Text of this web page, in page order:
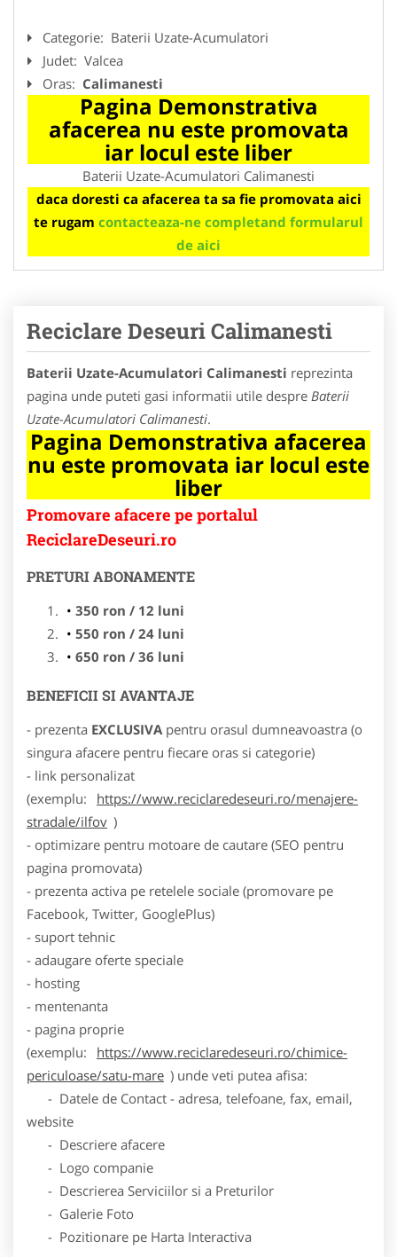
Categorie: Baterii Uzate-Acumulatori
Judet: Valcea
Oras: Calimanesti
Pagina Demonstrativa
afacerea nu este promovata
iar locul este liber
Baterii Uzate-Acumulatori Calimanesti
daca doresti ca afacerea ta sa fie promovata aici
te rugam contacteaza-ne completand formularul
de aici
Reciclare Deseuri Calimanesti
Baterii Uzate-Acumulatori Calimanesti reprezinta
pagina unde puteti gasi informatii utile despre Baterii
Uzate-Acumulatori Calimanesti.
Pagina Demonstrativa afacerea
nu este promovata iar locul este
liber
Promovare afacere pe portalul
ReciclareDeseuri.ro
PRETURI ABONAMENTE
350 ron / 12 luni
550 ron / 24 luni
650 ron / 36 luni
BENEFICII SI AVANTAJE
- prezenta EXCLUSIVA pentru orasul dumneavoastra (o
singura afacere pentru fiecare oras si categorie)
- link personalizat
(exemplu:
https://www.reciclaredeseuri.ro/menajere-
stradale/ilfov )
- optimizare pentru motoare de cautare (SEO pentru
pagina promovata)
- prezenta activa pe retelele sociale (promovare pe
Facebook, Twitter, GooglePlus)
- suport tehnic
- adaugare oferte speciale
- hosting
- mentenanta
- pagina proprie
(exemplu:
https://www.reciclaredeseuri.ro/chimice-
periculoase/satu-mare ) unde veti putea afisa:
- Datele de Contact - adresa, telefoane, fax, email,
website
- Descriere afacere
- Logo companie
- Descrierea Serviciilor si a Preturilor
- Galerie Foto
- Pozitionare pe Harta Interactiva